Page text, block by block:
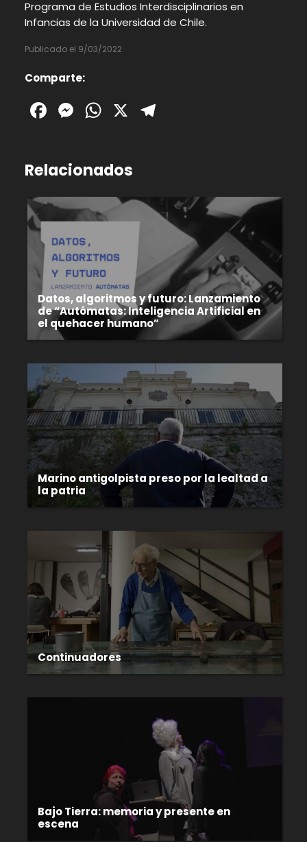
Programa de Estudios Interdisciplinarios en
Infancias de la Universidad de Chile.
Publicado el 9/03/2022.
Comparte:
Facebook
Messenger
WhatsApp
X
Relacionados
Datos, algoritmos y futuro: Lanzamiento
de “Autómatas: Inteligencia Artificial en
el quehacer humano”
Marino antigolpista preso por la lealtad a
la patria
Continuadores
Bajo Tierra: memoria y presente en
escena